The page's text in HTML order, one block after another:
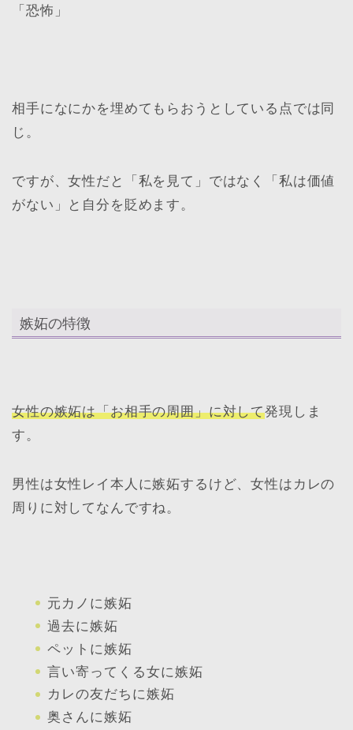
「恐怖」
相手になにかを埋めてもらおうとしている点では同
じ。
ですが、女性だと「私を見て」ではなく「私は価値
がない」と自分を貶めます。
嫉妬の特徴
女性の嫉妬は「お相手の周囲」に対して発現しま
す。
男性は女性レイ本人に嫉妬するけど、女性はカレの
周りに対してなんですね。
元カノに嫉妬
過去に嫉妬
ペットに嫉妬
言い寄ってくる女に嫉妬
カレの友だちに嫉妬
奥さんに嫉妬